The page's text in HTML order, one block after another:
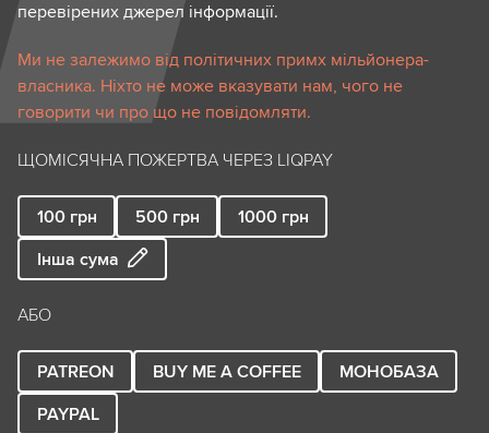
перевірених джерел інформації.
Ми не залежимо від політичних примх мільйонера-
власника. Ніхто не може вказувати нам, чого не
говорити чи про що не повідомляти.
ЩОМІСЯЧНА ПОЖЕРТВА ЧЕРЕЗ LIQPAY
100 грн 500 грн 1000 грн
Інша сума
АБО
PATREON BUY ME A COFFEE
МОНОБАЗА
PAYPAL